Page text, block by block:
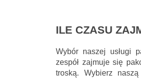
ILE CZASU
Wybór naszej usługi
zespół zajmuje się
troską. Wybierz